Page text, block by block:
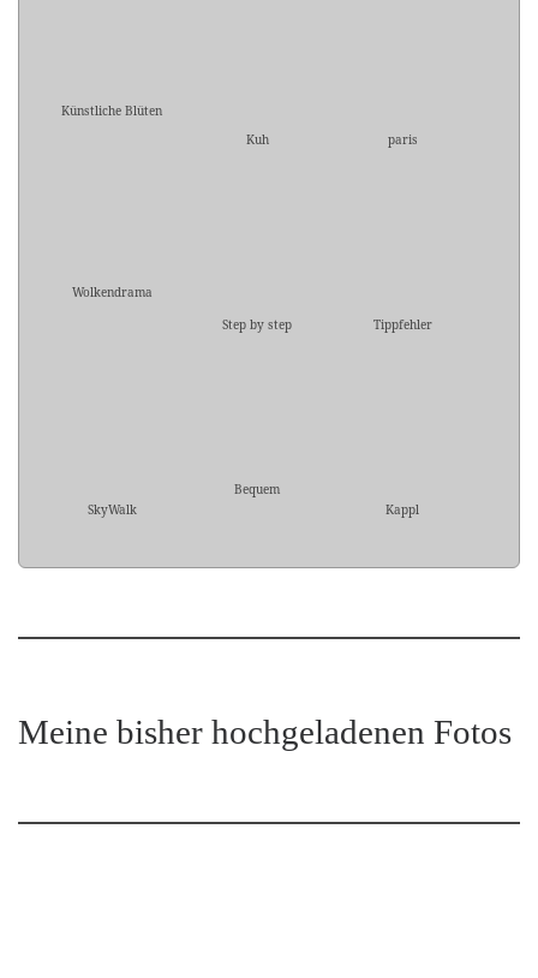
Künstliche Blüten
Kuh
paris
Wolkendrama
Step by step
Tippfehler
SkyWalk
Bequem
Kappl
Meine bisher hochgeladenen Fotos